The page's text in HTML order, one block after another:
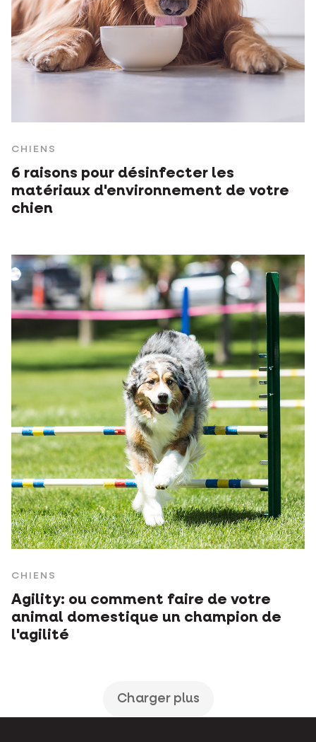
CHIENS
6 raisons pour désinfecter les
matériaux d'environnement de votre
chien
CHIENS
Agility: ou comment faire de votre
animal domestique un champion de
l'agilité
Charger plus